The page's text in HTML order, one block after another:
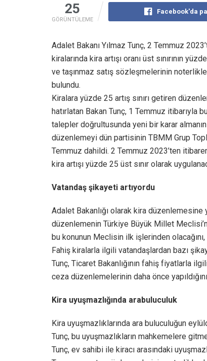
25
GÖRÜNTÜLEME
Facebook'da
Adalet Bakanı Yılmaz Tunç, 2 Temmuz
kiralarında kira artışı oranı üst sınırının
ve taşınmaz satış sözleşmelerinin
bulundu.
Kiralara yüzde 25 artış sınırı getiren
hatırlatan Bakan Tunç, 1 Temmuz itibarıyla
talepler doğrultusunda yeni bir karar
düzenlemeyi dün partisinin TBMM Grup
Temmuz dahildi. 2 Temmuz 2023’ten
kira artışı yüzde 25 üst sınır olarak
Vatandaş şikayeti artıyordu
Adalet Bakanlığı olarak kira düzenlemesine
düzenlemenin Türkiye Büyük Millet
bu konunun Meclisin ilk işlerinden
Fahiş kiralarla ilgili vatandaşlardan bazı
Tunç, Ticaret Bakanlığının fahiş fiyatlarla
ceza düzenlemelerinin daha önce
Kira uyuşmazlığında arabuluculuk
Kira uyuşmazlıklarında ara buluculuğun
Tunç, bu uyuşmazlıkların mahkemelere
Tunç, ev sahibi ile kiracı arasındaki